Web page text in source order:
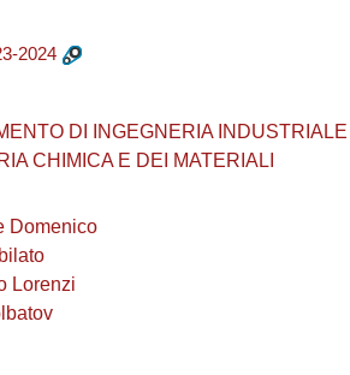
2024
DI INGEGNERIA
CHIMICA E DEI MATERIALI
Domenico
Lorenzi